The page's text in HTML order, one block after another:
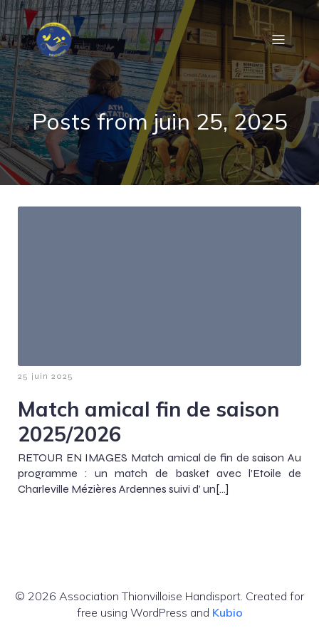
Posts from juin 25, 2025
25 juin 2025
Match amical fin de saison
2025/2026
RETOUR EN IMAGES Match amical de fin de saison Au
programme : un match de basket avec l’Etoile de
Charleville Mézières Ardennes suivi d’ un[…]
© 2026 Association Thionvilloise Handisport. Created for
free using WordPress and Kubio